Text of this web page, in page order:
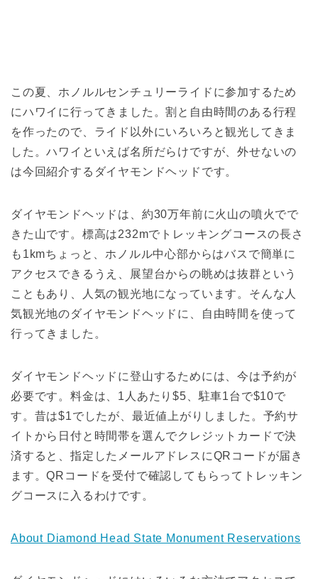
この夏、ホノルルセンチュリーライドに参加するため
にハワイに行ってきました。割と自由時間のある行程
を作ったので、ライド以外にいろいろと観光してきま
した。ハワイといえば名所だらけですが、外せないの
は今回紹介するダイヤモンドヘッドです。
ダイヤモンドヘッドは、約30万年前に火山の噴火でで
きた山です。標高は232mでトレッキングコースの長さ
も1kmちょっと、ホノルル中心部からはバスで簡単に
アクセスできるうえ、展望台からの眺めは抜群という
こともあり、人気の観光地になっています。そんな人
気観光地のダイヤモンドヘッドに、自由時間を使って
行ってきました。
ダイヤモンドヘッドに登山するためには、今は予約が
必要です。料金は、1人あたり$5、駐車1台で$10で
す。昔は$1でしたが、最近値上がりしました。予約サ
イトから日付と時間帯を選んでクレジットカードで決
済すると、指定したメールアドレスにQRコードが届き
ます。QRコードを受付で確認してもらってトレッキン
グコースに入るわけです。
About Diamond Head State Monument Reservations